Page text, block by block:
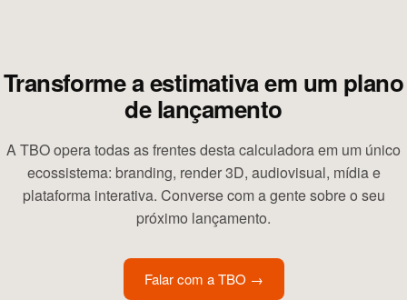
Transforme a estimativa em um plano
de lançamento
A TBO opera todas as frentes desta calculadora em um único
ecossistema: branding, render 3D, audiovisual, mídia e
plataforma interativa. Converse com a gente sobre o seu
próximo lançamento.
Falar com a TBO →